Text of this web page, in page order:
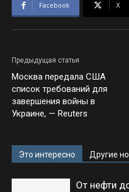
Facebook X
Предыдущая статья
Москва передала США
список требований для
завершения войны в
Украине, — Reuters
Это интересно Другие
От нефти